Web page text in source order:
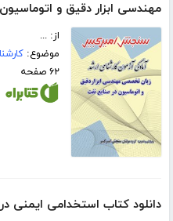
مهندسی ابزار دقیق و
از: ...
موضوع:
۶۲ صفحه
دانلود کتاب استخدامی ایمنی